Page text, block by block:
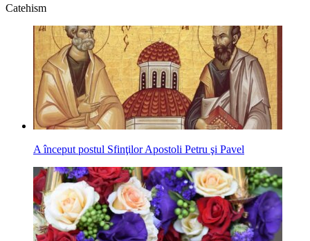
Catehism
A început postul Sfinţilor Apostoli Petru şi Pavel